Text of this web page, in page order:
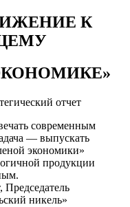
К
отчет
современным
— выпускать
экономики»
продукции
Председатель
никель»